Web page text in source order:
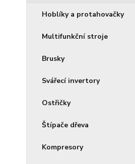
Hoblíky a protahovačky
Multifunkční stroje
Brusky
Svářecí invertory
Ostřičky
Štípače dřeva
Kompresory